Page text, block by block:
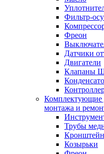
Фильтр-
Фреон
Датчики
Двигатели
Клапаны
Комплектующие
монтажа и
Трубы
Козырьки